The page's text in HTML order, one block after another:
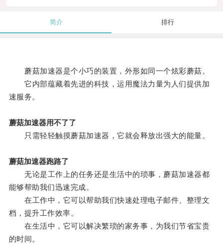
简介 排行
蘑菇加速器是个小巧的装置，外形如同一个炫彩蘑菇。
它内部蕴藏着先进的科技，运用魔法力量为人们提供加
速服务。
蘑菇加速器用不了了
只需轻轻触摸蘑菇加速器，它就会释放出强大的能量。
蘑菇加速器跑路了
无论是工作上的任务还是生活中的琐事，蘑菇加速器都
能够帮助我们迅速完成。
在工作中，它可以帮助我们快速处理电子邮件、整理文
档，提升工作效率。
在生活中，它可以解决繁琐的家务事，为我们节省宝贵
的时间。